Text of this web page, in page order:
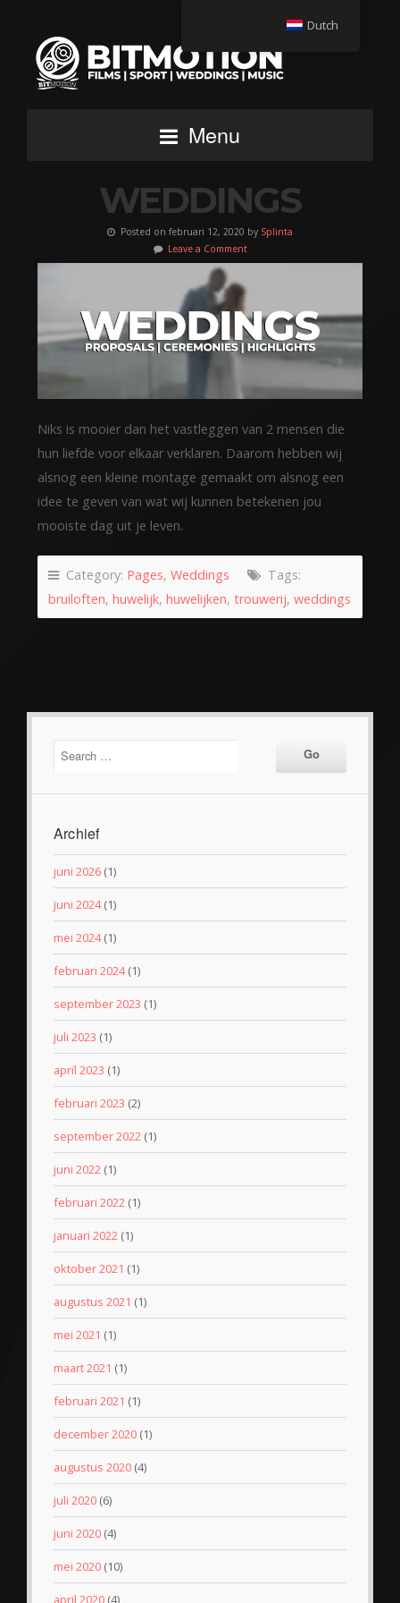
Menu
WEDDINGS
Posted on februari 12, 2020 by Splinta
Leave a Comment
Niks is mooier dan het vastleggen van 2 mensen die
hun liefde voor elkaar verklaren. Daarom hebben wij
alsnog een kleine montage gemaakt om alsnog een
idee te geven van wat wij kunnen betekenen jou
mooiste dag uit je leven.
Category: Pages, Weddings
Tags:
bruiloften, huwelijk, huwelijken, trouwerij, weddings
Archief
juni 2026 (1)
juni 2024(1)
mei 2024(1)
februari 2024(1)
september 2023 (1)
juli 2023 (1)
april 2023 (1)
februari 2023 (2)
september 2022 (1)
juni 2022 (1)
februari 2022 (1)
januari 2022 (1)
oktober 2021 (1)
augustus 2021 (1)
mei 2021 (1)
maart 2021 (1)
februari 2021 (1)
december 2020 (1)
augustus 2020 (4)
juli 2020 (6)
juni 2020 (4)
mei 2020 (10)
april 2020 (4)
Dutch